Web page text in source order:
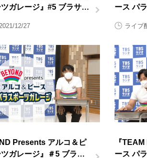
ガレージ』#5 ブラサカ
12/27
ース パ
ライブ
Presents アルコ＆ピ
ガレージ』＃5 ブラサ
『
ース パ